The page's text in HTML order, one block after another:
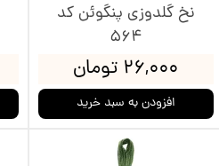
نخ گلدوزی پنگوئن کد
564
۲۶,۰۰۰ تومان
افزودن به سبد خرید